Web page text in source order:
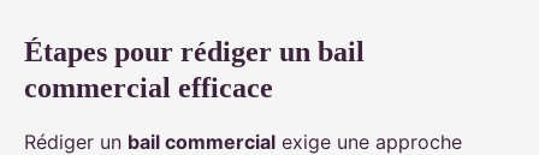
Étapes pour rédiger un bail
commercial efficace
Rédiger un bail commercial exige une approche